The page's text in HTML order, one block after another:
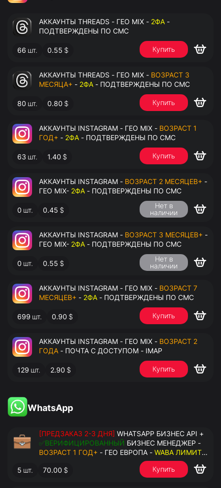
АККАУНТЫ THREADS - ГЕО MIX - 2ФА -
ПОДТВЕРЖДЕНЫ ПО СМС
66 шт. 0.55 $ Купить
АККАУНТЫ THREADS - ГЕО MIX - ВОЗРАСТ 3
МЕСЯЦА+ - 2ФА - ПОДТВЕРЖДЕНЫ ПО СМС
80 шт. 0.80 $ Купить
АККАУНТЫ INSTAGRAM - ГЕО MIX - ВОЗРАСТ 1
ГОД+ - 2ФА - ПОДТВЕРЖДЕНЫ ПО СМС
63 шт. 1.40 $ Купить
АККАУНТЫ INSTAGRAM - ВОЗРАСТ 2 МЕСЯЦЕВ+ -
ГЕО MIX- 2ФА - ПОДТВЕРЖДЕНЫ ПО СМС
0 шт. 0.45 $
Нет в
наличии
АККАУНТЫ INSTAGRAM - ВОЗРАСТ 3 МЕСЯЦЕВ+ -
ГЕО MIX- 2ФА - ПОДТВЕРЖДЕНЫ ПО СМС
0 шт. 0.55 $
Нет в
наличии
АККАУНТЫ INSTAGRAM - ГЕО MIX - ВОЗРАСТ 7
МЕСЯЦЕВ+ - 2ФА - ПОДТВЕРЖДЕНЫ ПО СМС
699 шт. 0.90 $ Купить
АККАУНТЫ INSTAGRAM - ГЕО MIX - ВОЗРАСТ 2
ГОДА - ПОЧТА С ДОСТУПОМ - IMAP
129 шт. 2.90 $ Купить
WhatsApp
[ПРЕДЗАКАЗ 2-3 ДНЯ] WHATSAPP БИЗНЕС API +
✅ВЕРИФИЦИРОВАННЫЙ БИЗНЕС МЕНЕДЖЕР -
ВОЗРАСТ 1 ГОД+ - ГЕО ЕВРОПА - WABA ЛИМИТ
- ДОСТУПНО К ПРИВЯЗКЕ ДО 20
НОМЕРОВ - ПРАВА АДМИНИСТРАТОРА
5 шт. 70.00 $ Купить